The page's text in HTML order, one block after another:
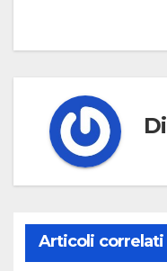
Di
Articoli correlati